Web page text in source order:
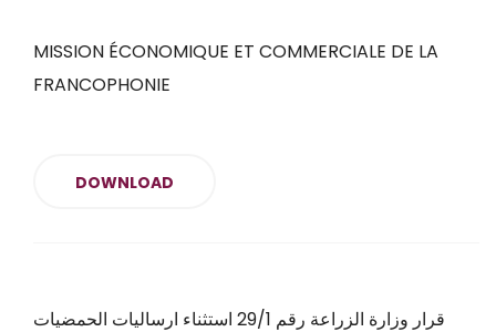
MISSION ÉCONOMIQUE ET COMMERCIALE DE LA
FRANCOPHONIE
DOWNLOAD
قرار وزارة الزراعة رقم 29/1 استثناء ارساليات الحمضيات